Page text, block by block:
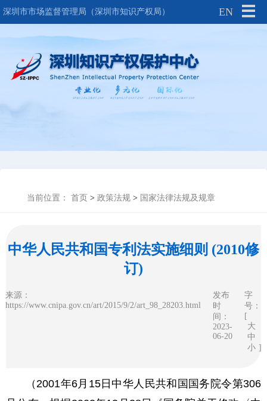
深圳市市场监督管理局（深圳市知识产权局） EN
当前位置： 首页 > 政策法规 > 国家法律法规及规章
中华人民共和国专利法实施细则 (2010修
订)
来源：
https://www.cnipa.gov.cn/art/2015/9/2/art_98_28203.html
发布
时
间：
2023-
06-20
字
号：
[
大
中
小 ]
（2001年6月15日中华人民共和国国务院令第306